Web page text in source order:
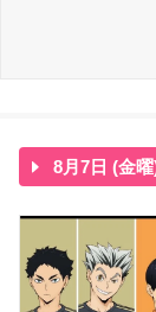
8月7日 (金